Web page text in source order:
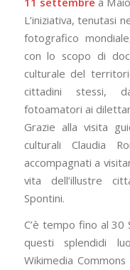
L’iniziativa, tenutasi
fotografico
con lo scopo di
culturale del
cittadini stessi,
fotoamatori ai
Grazie alla visita
culturali Claudia
accompagnati a
vita dell’illustre
Spontini.
C’è tempo fino al
questi splendidi
Wikimedia